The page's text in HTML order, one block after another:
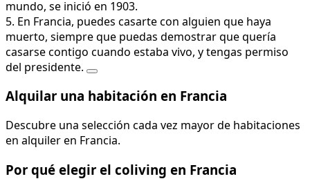
mundo, se inició en 1903.
5. En Francia, puedes casarte con alguien que haya
muerto, siempre que puedas demostrar que quería
casarse contigo cuando estaba vivo, y tengas permiso
del presidente.
Alquilar una habitación en Francia
Descubre una selección cada vez mayor de habitaciones
en alquiler en Francia.
Por qué elegir el coliving en Francia